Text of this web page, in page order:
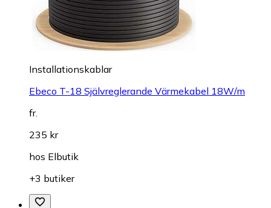
Installationskablar
Ebeco T-18 Självreglerande Värmekabel 18W/m
fr.
235 kr
hos Elbutik
+3 butiker